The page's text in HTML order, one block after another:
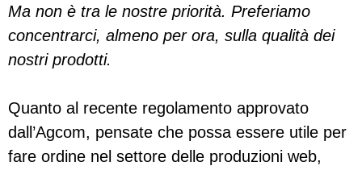
Ma non è tra le nostre priorità. Preferiamo
concentrarci, almeno per ora, sulla qualità dei
nostri prodotti.
Quanto al recente regolamento approvato
dall’Agcom, pensate che possa essere utile per
fare ordine nel settore delle produzioni web,